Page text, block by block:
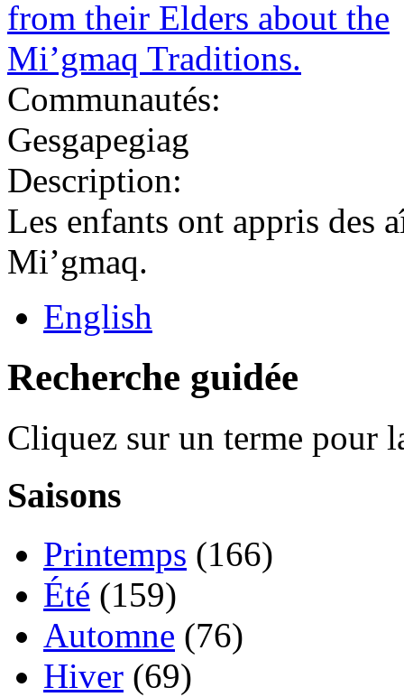
Communautés:
Gesgapegiag
Description:
Les enfants ont appris des
Mi’gmaq.
English
Recherche guidée
Cliquez sur un terme pour
Saisons
Printemps (166)
Été (159)
Automne (76)
Hiver (69)